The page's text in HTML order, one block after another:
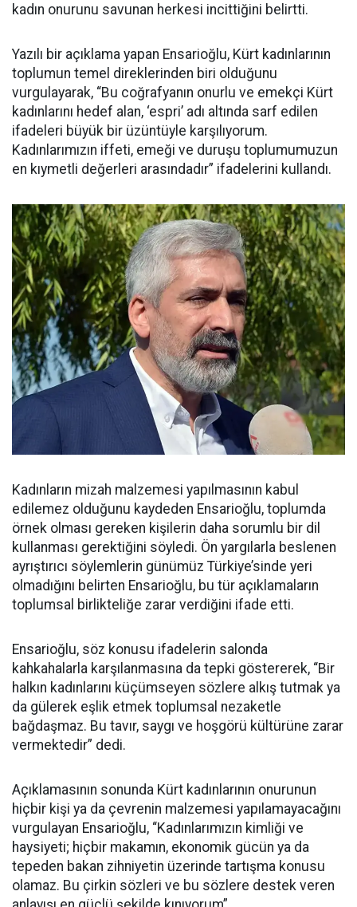
kadın onurunu savunan herkesi incittiğini belirtti.
Yazılı bir açıklama yapan Ensarioğlu, Kürt kadınlarının
toplumun temel direklerinden biri olduğunu
vurgulayarak, “Bu coğrafyanın onurlu ve emekçi Kürt
kadınlarını hedef alan, ‘espri’ adı altında sarf edilen
ifadeleri büyük bir üzüntüyle karşılıyorum.
Kadınlarımızın iffeti, emeği ve duruşu toplumumuzun
en kıymetli değerleri arasındadır” ifadelerini kullandı.
Kadınların mizah malzemesi yapılmasının kabul
edilemez olduğunu kaydeden Ensarioğlu, toplumda
örnek olması gereken kişilerin daha sorumlu bir dil
kullanması gerektiğini söyledi. Ön yargılarla beslenen
ayrıştırıcı söylemlerin günümüz Türkiye’sinde yeri
olmadığını belirten Ensarioğlu, bu tür açıklamaların
toplumsal birlikteliğe zarar verdiğini ifade etti.
Ensarioğlu, söz konusu ifadelerin salonda
kahkahalarla karşılanmasına da tepki göstererek, “Bir
halkın kadınlarını küçümseyen sözlere alkış tutmak ya
da gülerek eşlik etmek toplumsal nezaketle
bağdaşmaz. Bu tavır, saygı ve hoşgörü kültürüne zarar
vermektedir” dedi.
Açıklamasının sonunda Kürt kadınlarının onurunun
hiçbir kişi ya da çevrenin malzemesi yapılamayacağını
vurgulayan Ensarioğlu, “Kadınlarımızın kimliği ve
haysiyeti; hiçbir makamın, ekonomik gücün ya da
tepeden bakan zihniyetin üzerinde tartışma konusu
olamaz. Bu çirkin sözleri ve bu sözlere destek veren